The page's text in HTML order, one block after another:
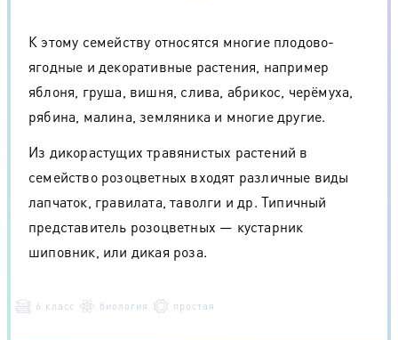
К этому семейству относятся многие плодово-
ягодные и декоративные растения, например
яблоня, груша, вишня, слива, абрикос, черёмуха,
рябина, малина, земляника и многие другие.
Из дикорастущих травянистых растений в
семейство розоцветных входят различные виды
лапчаток, гравилата, таволги и др. Типичный
представитель розоцветных — кустарник
шиповник, или дикая роза.
6 класс биология простая